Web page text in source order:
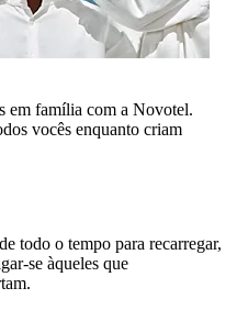
em família com a Novotel.
vocês enquanto criam
todo o tempo para recarregar,
se àqueles que